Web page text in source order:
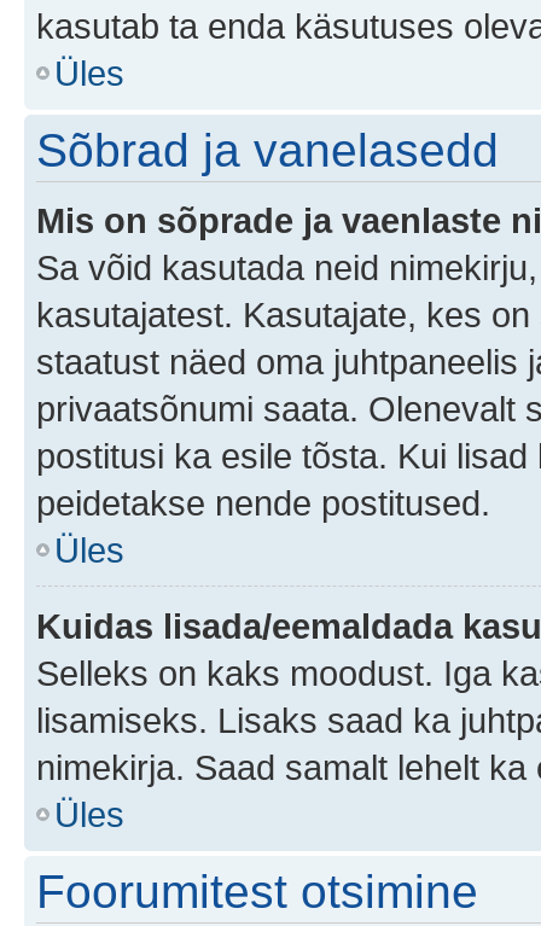
kasutab ta enda käsutuses
Üles
Sõbrad ja vanelasedd
Mis on sõprade ja vaenlaste
Sa võid kasutada neid
kasutajatest. Kasutajate, kes
staatust näed oma juhtpaneelis
privaatsõnumi saata. Olenevalt
postitusi ka esile tõsta. Kui
peidetakse nende postitused.
Üles
Kuidas lisada/eemaldada
Selleks on kaks moodust. Iga
lisamiseks. Lisaks saad ka
nimekirja. Saad samalt lehelt ka
Üles
Foorumitest otsimine